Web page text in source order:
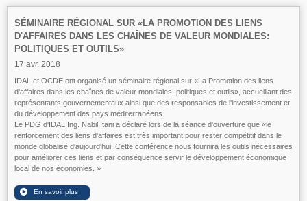
SÉMINAIRE RÉGIONAL SUR «LA PROMOTION DES LIENS
D'AFFAIRES DANS LES CHAÎNES DE VALEUR MONDIALES:
POLITIQUES ET OUTILS»
17 avr. 2018
IDAL et OCDE ont organisé un séminaire régional sur «La Promotion des liens
d'affaires dans les chaînes de valeur mondiales: politiques et outils», accueillant des
représentants gouvernementaux ainsi que des responsables de l'investissement et
du développement des pays méditerranéens.
Le PDG d'IDAL Ing. Nabil Itani a déclaré lors de la séance d'ouverture que «le
renforcement des liens d'affaires est très important pour rester compétitif dans le
monde globalisé d'aujourd'hui. Cette conférence nous fournira les outils nécessaires
pour améliorer ces liens et par conséquence servir le développement économique
local de nos économies. »